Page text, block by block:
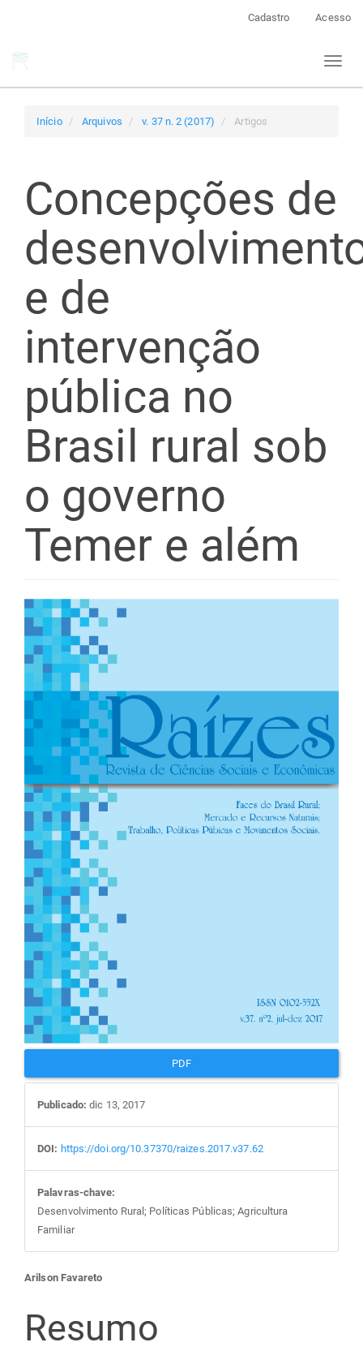
Cadastro Acesso
Toggle
Início Arquivos v. 37 n. 2 (2017) Artigos
Concepções de
e de
intervenção
pública no
Brasil rural sob
o governo
Temer e além
Barra
lateral
de
artigos
PDF
Publicado: dic 13, 2017
DOI: https://doi.org/10.37370/raizes.2017.v37.62
Palavras-chave:
Desenvolvimento Rural; Políticas Públicas; Agricultura
Familiar
Conteúdo
do
Arilson Favareto
Resumo